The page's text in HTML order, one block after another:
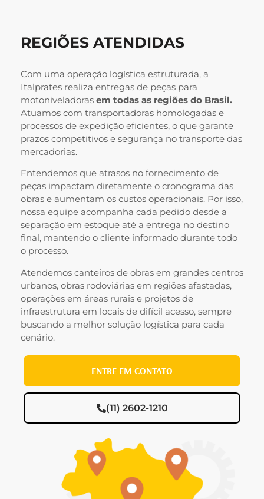
REGIÕES ATENDIDAS
Com uma operação logística estruturada, a
Italprates realiza entregas de peças para
motoniveladoras em todas as regiões do Brasil.
Atuamos com transportadoras homologadas e
processos de expedição eficientes, o que garante
prazos competitivos e segurança no transporte das
mercadorias.
Entendemos que atrasos no fornecimento de
peças impactam diretamente o cronograma das
obras e aumentam os custos operacionais. Por isso,
nossa equipe acompanha cada pedido desde a
separação em estoque até a entrega no destino
final, mantendo o cliente informado durante todo
o processo.
Atendemos canteiros de obras em grandes centros
urbanos, obras rodoviárias em regiões afastadas,
operações em áreas rurais e projetos de
infraestrutura em locais de difícil acesso, sempre
buscando a melhor solução logística para cada
cenário.
ENTRE EM CONTATO
(11) 2602-1210